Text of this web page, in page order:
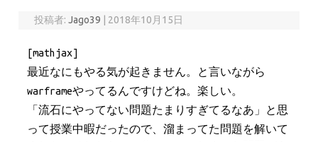
投稿者:Jago39 2018年10月15日
[mathjax]
最近なにもやる気が起きません。と言いながら
warframeやってるんですけどね。楽しい。
「流石にやってない問題たまりすぎてるなあ」と思
って授業中暇だったので、溜まってた問題を解いて